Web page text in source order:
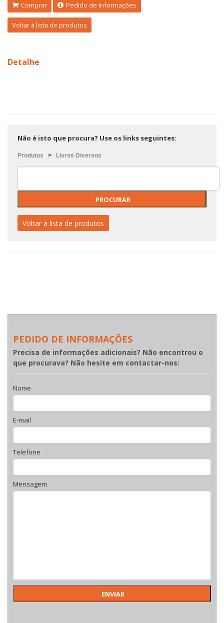
Comprar Pedido de Informações
Voltar à lista de produtos
Detalhe
Não é isto que procura? Use os links seguintes:
Produtos > Livros Diversos
Voltar à lista de produtos
PEDIDO DE INFORMAÇÕES
Precisa de informações adicionais? Não encontrou o
que procurava? Não hesite em contactar-nos:
Nome
E-mail
Telefone
Mensagem